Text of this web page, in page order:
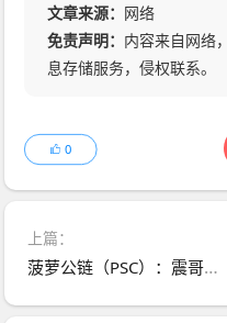
文章来源： 网络
免责声明： 内容来自网络
息存储服务，侵权联系。
0
上篇：
菠萝公链（PSC）：震哥带你扒开这坨“高科技”粑粑